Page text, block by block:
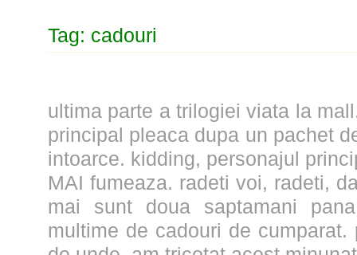
Tag: cadouri
ultima parte a trilogiei viata la
principal pleaca dupa un pachet
intoarce. kidding, personajul
MAI fumeaza. radeti voi, radeti,
mai sunt doua saptamani
multime de cadouri de